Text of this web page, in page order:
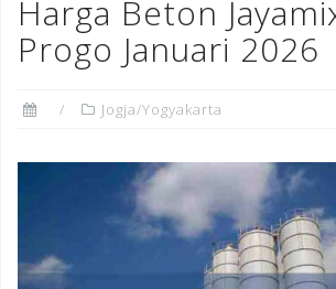
Harga Beton
Progo Januari 2026
Jogja/Yogyakarta